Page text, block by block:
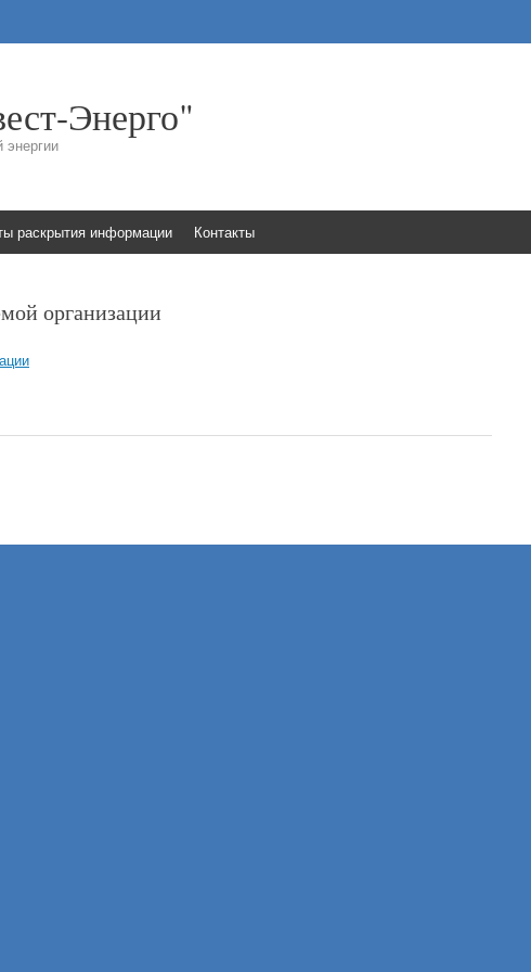
Энерго"
энергии
раскрытия информации Контакты
организации